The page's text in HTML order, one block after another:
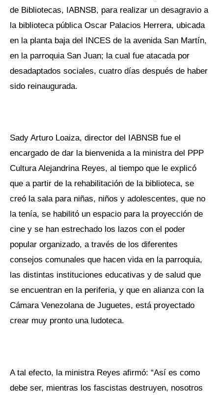
de Bibliotecas, IABNSB, para realizar un desagravio a
la biblioteca pública Oscar Palacios Herrera, ubicada
en la planta baja del INCES de la avenida San Martín,
en la parroquia San Juan; la cual fue atacada por
desadaptados sociales, cuatro días después de haber
sido reinaugurada.
Sady Arturo Loaiza, director del IABNSB fue el
encargado de dar la bienvenida a la ministra del PPP
Cultura Alejandrina Reyes, al tiempo que le explicó
que a partir de la rehabilitación de la biblioteca, se
creó la sala para niñas, niños y adolescentes, que no
la tenía, se habilitó un espacio para la proyección de
cine y se han estrechado los lazos con el poder
popular organizado, a través de los diferentes
consejos comunales que hacen vida en la parroquia,
las distintas instituciones educativas y de salud que
se encuentran en la periferia, y que en alianza con la
Cámara Venezolana de Juguetes, está proyectado
crear muy pronto una ludoteca.
A tal efecto, la ministra Reyes afirmó: “Así es como
debe ser, mientras los fascistas destruyen, nosotros